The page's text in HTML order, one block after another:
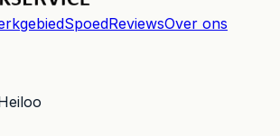
SpoedReviewsOver ons